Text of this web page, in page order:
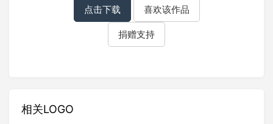
点击下载 喜欢该作品
捐赠支持
相关LOGO